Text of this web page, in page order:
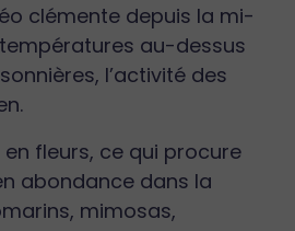
clémente depuis la mi-
au-dessus
l’activité des
fleurs, ce qui procure
abondance dans la
mimosas,